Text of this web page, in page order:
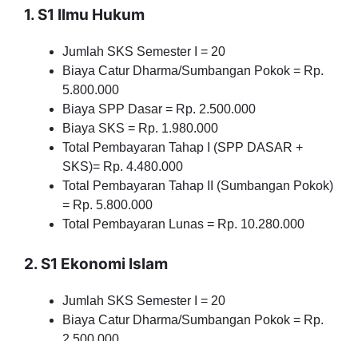
1. S1 Ilmu Hukum
Jumlah SKS Semester I = 20
Biaya Catur Dharma/Sumbangan Pokok = Rp.
5.800.000
Biaya SPP Dasar = Rp. 2.500.000
Biaya SKS = Rp. 1.980.000
Total Pembayaran Tahap I (SPP DASAR +
SKS)= Rp. 4.480.000
Total Pembayaran Tahap II (Sumbangan Pokok)
= Rp. 5.800.000
Total Pembayaran Lunas = Rp. 10.280.000
2. S1 Ekonomi Islam
Jumlah SKS Semester I = 20
Biaya Catur Dharma/Sumbangan Pokok = Rp.